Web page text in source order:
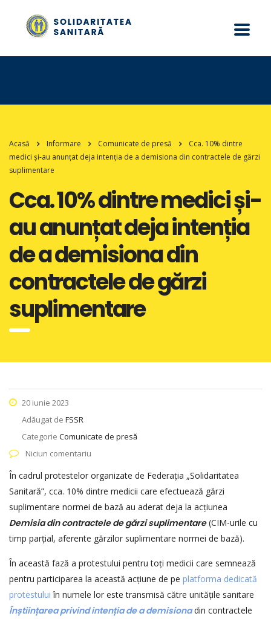
Acasă Informare Comunicate de presă
Cca. 10% dintre
medici și-au anunțat deja intenția de a demisiona din contractele de gărzi
suplimentare
Cca. 10% dintre medici și-
au anunțat deja intenția
de a demisiona din
contractele de gărzi
suplimentare
20 iunie 2023
Adăugat de FSSR
Categorie Comunicate de presă
Niciun comentariu
În cadrul protestelor organizate de Federația „Solidaritatea
Sanitară”, cca. 10% dintre medicii care efectuează gărzi
suplimentare normei de bază au aderat deja la acțiunea
Demisia din contractele de gărzisuplimentare(CIM-urile cu
timp parțial, aferente gărzilor suplimentare normei de bază).
În această fază a protestului pentru toți medicii care semnează
pentru participarea la această acțiune de pe platforma dedicată
protestului în numele lor este transmisă către unitățile sanitare
Înștiințarea privind intenția de a demisionadin contractele